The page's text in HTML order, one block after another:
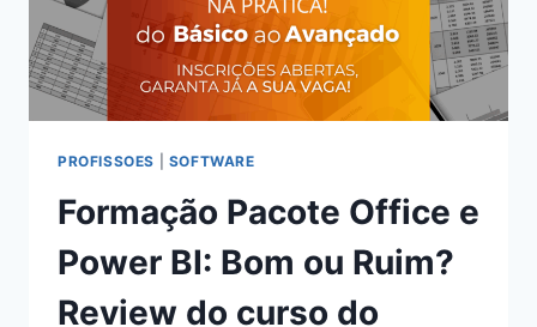
DO
GILIARD
MOTA,
HOTMART
CONFIÁVEL?
PROFISSOES SOFTWARE
Formação Pacote Office e
Power BI: Bom ou Ruim?
Review do curso do